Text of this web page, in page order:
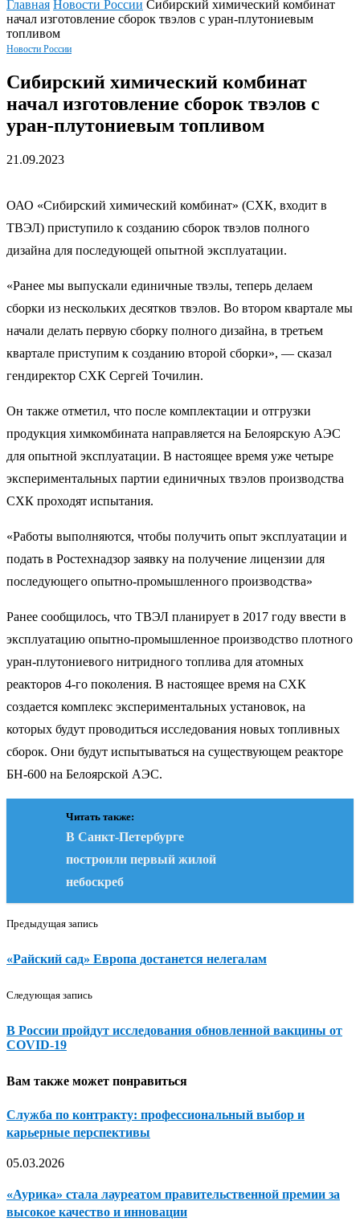
Главная Новости России Сибирский химический комбинат
начал изготовление сборок твэлов с уран-плутониевым
топливом
Новости России
Сибирский химический комбинат
начал изготовление сборок твэлов с
уран-плутониевым топливом
21.09.2023
ОАО «Сибирский химический комбинат» (СХК, входит в
ТВЭЛ) приступило к созданию сборок твэлов полного
дизайна для последующей опытной эксплуатации.
«Ранее мы выпускали единичные твэлы, теперь делаем
сборки из нескольких десятков твэлов. Во втором квартале мы
начали делать первую сборку полного дизайна, в третьем
квартале приступим к созданию второй сборки», — сказал
гендиректор СХК Сергей Точилин.
Он также отметил, что после комплектации и отгрузки
продукция химкомбината направляется на Белоярскую АЭС
для опытной эксплуатации. В настоящее время уже четыре
экспериментальных партии единичных твэлов производства
СХК проходят испытания.
«Работы выполняются, чтобы получить опыт эксплуатации и
подать в Ростехнадзор заявку на получение лицензии для
последующего опытно-промышленного производства»
Ранее сообщилось, что ТВЭЛ планирует в 2017 году ввести в
эксплуатацию опытно-промышленное производство плотного
уран-плутониевого нитридного топлива для атомных
реакторов 4-го поколения. В настоящее время на СХК
создается комплекс экспериментальных установок, на
которых будут проводиться исследования новых топливных
сборок. Они будут испытываться на существующем реакторе
БН-600 на Белоярской АЭС.
Читать также:
В Санкт-Петербурге
построили первый жилой
небоскреб
Предыдущая запись
«Райский сад» Европа достанется нелегалам
Следующая запись
В России пройдут исследования обновленной вакцины от
COVID-19
Вам также может понравиться
Служба по контракту: профессиональный выбор и
карьерные перспективы
05.03.2026
«Аурика» стала лауреатом правительственной премии за
высокое качество и инновации